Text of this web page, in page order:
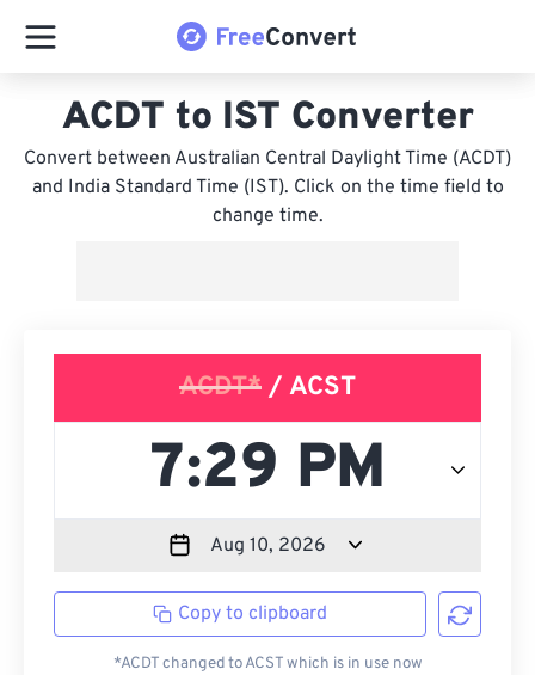
ACDT to IST Converter
Convert between Australian Central Daylight Time (ACDT)
and India Standard Time (IST). Click on the time field to
change time.
ACDT* / ACST
Copy to clipboard
*ACDT changed to ACST which is in use now